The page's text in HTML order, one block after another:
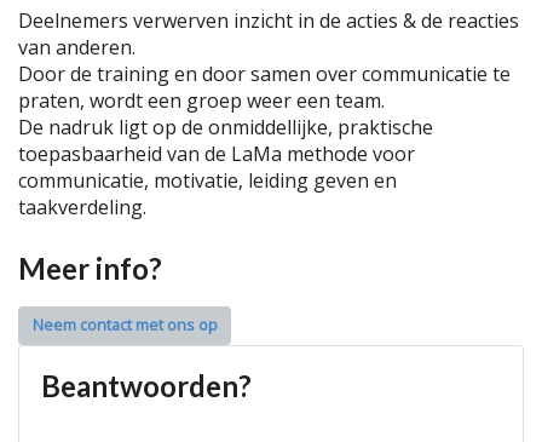
Deelnemers verwerven inzicht in de acties & de reacties
van anderen.
Door de training en door samen over communicatie te
praten, wordt een groep weer een team.
De nadruk ligt op de onmiddellijke, praktische
toepasbaarheid van de LaMa methode voor
communicatie, motivatie, leiding geven en
taakverdeling.
Meer info?
Neem contact met ons op
Beantwoorden?